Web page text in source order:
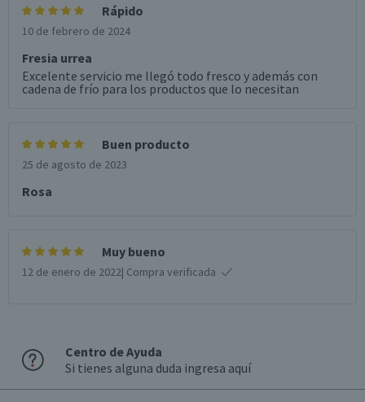
Rápido
10 de febrero de 2024
Fresia urrea
Excelente servicio me llegó todo fresco y además con
cadena de frío para los productos que lo necesitan
Buen producto
25 de agosto de 2023
Rosa
Muy bueno
12 de enero de 2022| Compra verificada
Centro de Ayuda
Si tienes alguna duda ingresa aquí